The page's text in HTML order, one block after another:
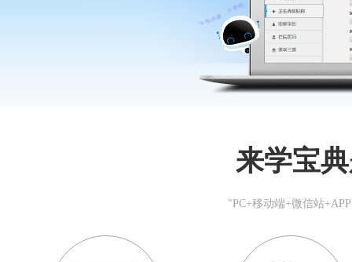
来学宝
"PC+移动端+微信站